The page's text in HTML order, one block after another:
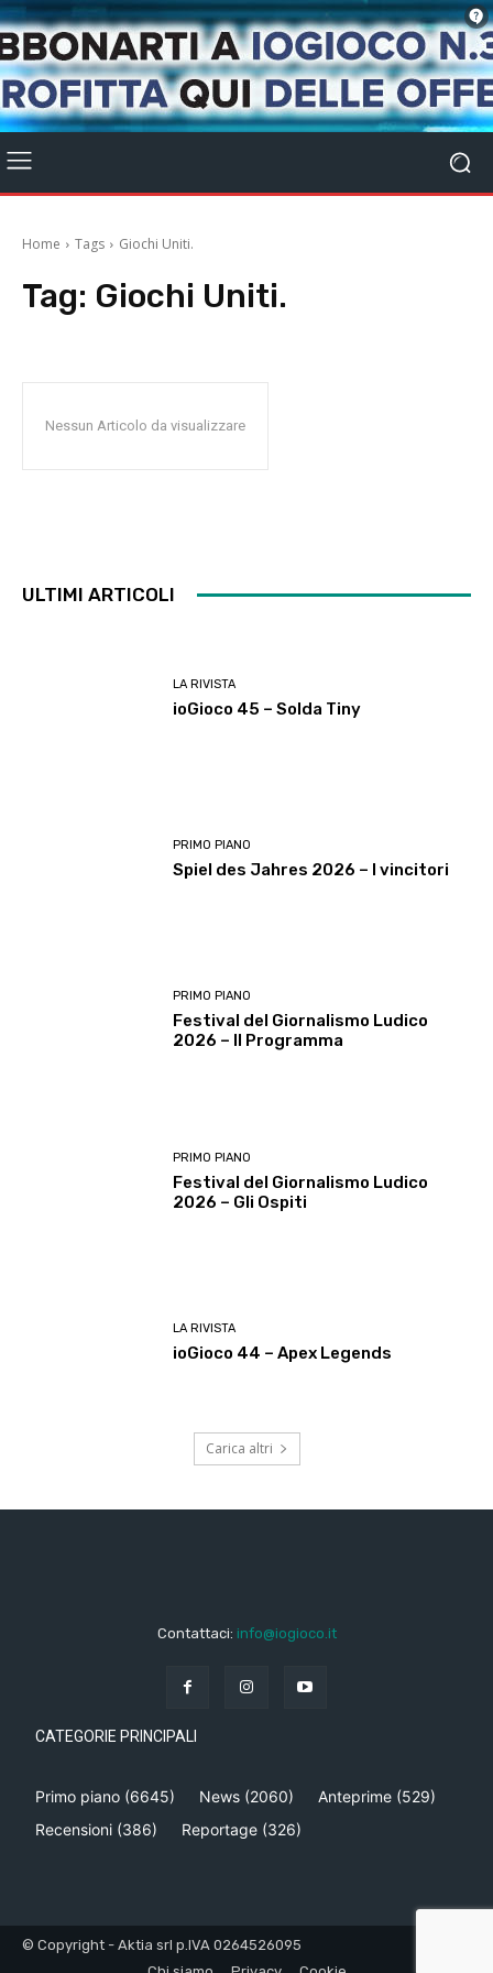
Home Tags Giochi Uniti.
Tag: Giochi Uniti.
Nessun Articolo da visualizzare
ULTIMI ARTICOLI
LA RIVISTA
ioGioco 45 – Solda Tiny
PRIMO PIANO
Spiel des Jahres 2026 – I vincitori
PRIMO PIANO
Festival del Giornalismo Ludico
2026 – Il Programma
PRIMO PIANO
Festival del Giornalismo Ludico
2026 – Gli Ospiti
LA RIVISTA
ioGioco 44 – Apex Legends
Carica altri
Contattaci: info@iogioco.it
CATEGORIE PRINCIPALI
Primo piano (6645) News (2060) Anteprime (529)
Recensioni (386) Reportage (326)
© Copyright - Aktia srl p.IVA 0264526095